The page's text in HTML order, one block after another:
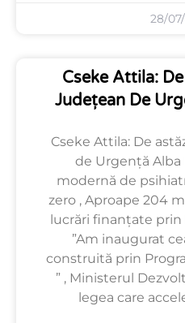
28/
Cseke Attila:
Județean De
Cseke Attila: De
de Urgență Alba
modernă de
zero , Aproape 204
lucrări finanțate prin
”Am inaugurat
construită prin
” , Ministerul
legea care